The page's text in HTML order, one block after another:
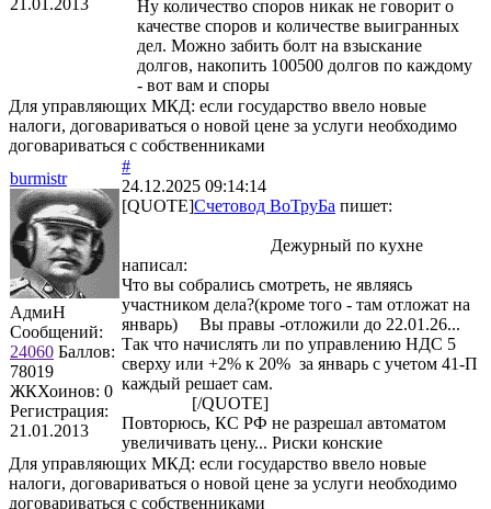
Ну количество споров никак не говорит о
качестве споров и количестве выигранных
дел. Можно забить болт на взыскание
долгов, накопить 100500 долгов по каждому
- вот вам и споры
Для управляющих МКД: если государство ввело новые
налоги, договариваться о новой цене за услуги необходимо
договариваться с собственниками
burmistr
АдмиН
Сообщений:
24060 Баллов:
78019
ЖКХоинов: 0
Регистрация:
21.01.2013
#
24.12.2025 09:14:14
[QUOTE]Счетовод ВоТруБа пишет:
Дежурный по кухне
написал:
Что вы собрались смотреть, не являясь
участником дела?(кроме того - там отложат на
январь) Вы правы -отложили до 22.01.26...
Так что начислять ли по управлению НДС 5
сверху или +2% к 20% за январь с учетом 41-П
каждый решает сам.
[/QUOTE]
Повторюсь, КС РФ не разрешал автоматом
увеличивать цену... Риски конские
Для управляющих МКД: если государство ввело новые
налоги, договариваться о новой цене за услуги необходимо
договариваться с собственниками